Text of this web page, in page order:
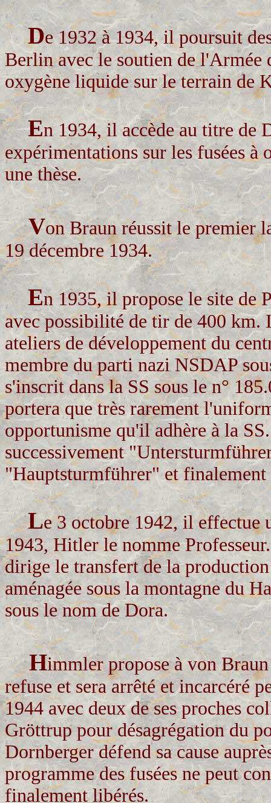
De 1932 à 1934, il poursuit
Berlin avec le soutien de l'Armée
oxygène liquide sur le terrain de
En 1934, il accède au titre de
expérimentations sur les fusées
une thèse.
Von Braun réussit le premier
19 décembre 1934.
En 1935, il propose le site de
avec possibilité de tir de 400 km.
ateliers de développement du
membre du parti nazi NSDAP
s'inscrit dans la SS sous le n°
portera que très rarement
opportunisme qu'il adhère à la
successivement
"Hauptsturmführer" et
Le 3 octobre 1942, il effectue
1943, Hitler le nomme
dirige le transfert de la
aménagée sous la montagne du
sous le nom de Dora.
Himmler propose à von
refuse et sera arrêté et incarcéré
1944 avec deux de ses proches
Gröttrup pour désagrégation du
Dornberger défend sa cause
programme des fusées ne peut
finalement libérés.